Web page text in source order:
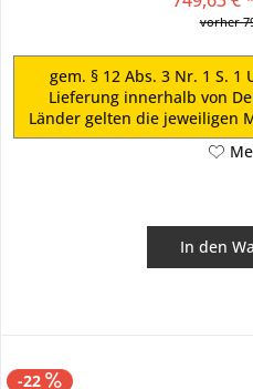
vorher
gem. § 12 Abs. 3 Nr. 1 S. 1
Lieferung innerhalb von
Länder gelten die jeweiligen
In den
-22